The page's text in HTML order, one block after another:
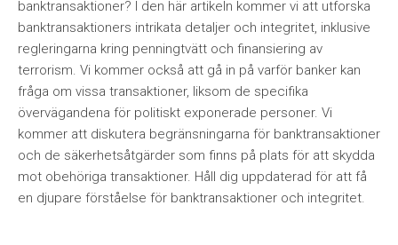
banktransaktioner? I den här artikeln kommer vi att utforska
banktransaktioners intrikata detaljer och integritet, inklusive
regleringarna kring penningtvätt och finansiering av
terrorism. Vi kommer också att gå in på varför banker kan
fråga om vissa transaktioner, liksom de specifika
övervägandena för politiskt exponerade personer. Vi
kommer att diskutera begränsningarna för banktransaktioner
och de säkerhetsåtgärder som finns på plats för att skydda
mot obehöriga transaktioner. Håll dig uppdaterad för att få
en djupare förståelse för banktransaktioner och integritet.